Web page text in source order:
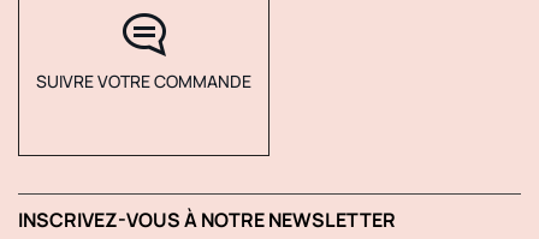
SUIVRE VOTRE COMMANDE
INSCRIVEZ-VOUS À NOTRE NEWSLETTER